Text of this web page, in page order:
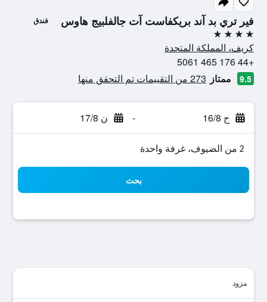
فير تري بد آند بريكفاست آت جالفلبيج هاوس فندق
4 نجوم
كريف، المملكة المتحدة
+44 176 465 5061
9.5 ممتاز 273 من التقييمات تم التحقق منها
ح 16/8 - ن 17/8
2 من الضيوف، غرفة واحدة
بحث
مزود